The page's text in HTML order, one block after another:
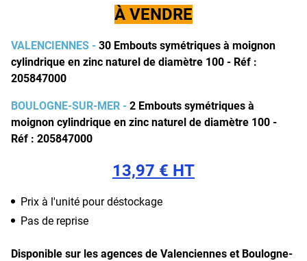
À VENDRE
VALENCIENNES - 30 Embouts symétriques à moignon
cylindrique en zinc naturel de diamètre 100 - Réf :
205847000
BOULOGNE-SUR-MER - 2 Embouts symétriques à
moignon cylindrique en zinc naturel de diamètre 100 -
Réf : 205847000
13,97 € HT
Prix à l'unité pour déstockage
Pas de reprise
Disponible sur les agences de Valenciennes et Boulogne-